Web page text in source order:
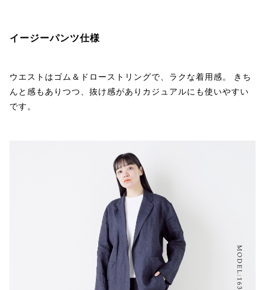
イージーパンツ仕様
ウエストはゴム＆ドローストリングで、ラクな着用感。 きち
んと感もありつつ、抜け感がありカジュアルにも使いやすい
です。